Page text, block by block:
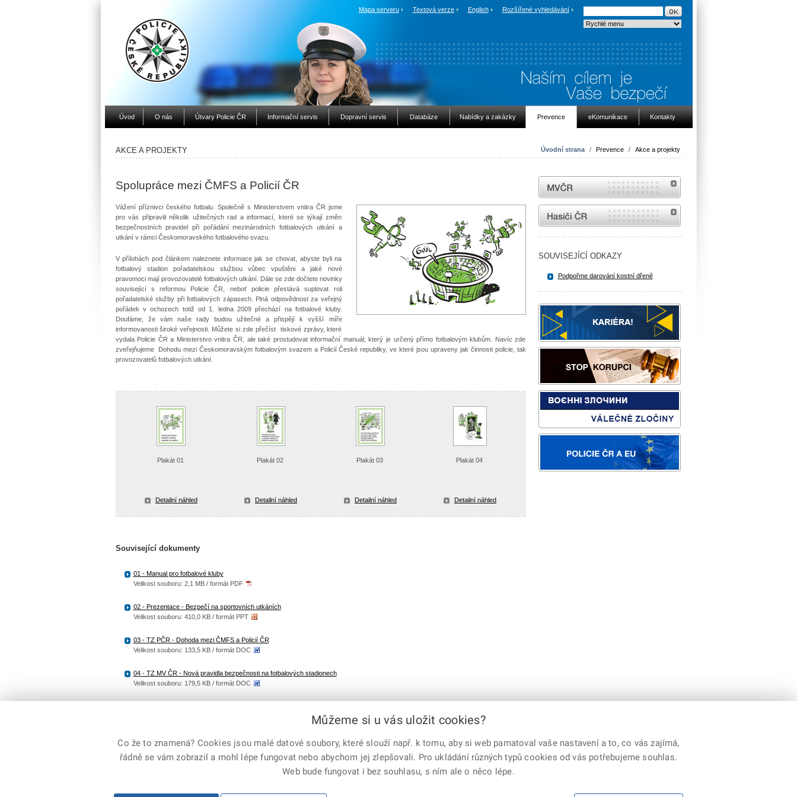
Mapa serveru Textová verze English Rozšířené vyhledávání
Úvod O nás Útvary Policie ČR Informační servis Dopravní servis Databáze Nabídky a zakázky Prevence eKomunikace Kontakty
Úvodní strana / Prevence / Akce a projekty
AKCE A PROJEKTY
Spolupráce mezi ČMFS a Policií ČR
Vážení příznivci českého fotbalu. Společně s Ministerstvem vnitra ČR jsme
pro vás připravili několik užitečných rad a informací, které se týkají změn
bezpečnostních pravidel při pořádání mezinárodních fotbalových utkání a
utkání v rámci Českomoravského fotbalového svazu.
V přílohách pod článkem naleznete informace jak se chovat, abyste byli na
fotbalový stadion pořadatelskou službou vůbec vpuštěni a jaké nové
pravomoci mají provozovatelé fotbalových utkání. Dále se zde dočtete novinky
související s reformou Policie ČR, neboť policie přestává suplovat roli
pořadatelské služby při fotbalových zápasech. Plná odpovědnost za veřejný
pořádek v ochozech totiž od 1. ledna 2009 přechází na fotbalové kluby.
Doufáme, že vám naše rady budou užitečné a přispějí k vyšší míře
informovanosti široké veřejnosti. Můžete si zde přečíst tiskové zprávy, které
vydala Policie ČR a Ministerstvo vnitra ČR, ale také prostudovat informační manuál, který je určený přímo fotbalovým klubům. Navíc zde
zveřejňujeme Dohodu mezi Českomoravským fotbalovým svazem a Policií České republiky, ve které jsou upraveny jak činnosti policie, tak
provozovatelů fotbalových utkání.
Plakát 01
Detailní náhled
Plakát 02
Detailní náhled
Plakát 03
Detailní náhled
Plakát 04
Detailní náhled
Související dokumenty
01 - Manual pro fotbalové kluby
Velikost souboru: 2,1 MB / formát PDF
02 - Prezentace - Bezpečí na sportovních utkáních
Velikost souboru: 410,0 KB / formát PPT
03 - TZ PČR - Dohoda mezi ČMFS a Policií ČR
Velikost souboru: 133,5 KB / formát DOC
04 - TZ MV ČR - Nová pravidla bezpečnosti na fotbalových stadionech
Velikost souboru: 179,5 KB / formát DOC
Corp.
Facebook
MVČR
internetové stránky Hasiči ČR
SOUVISEJÍCÍ ODKAZY
Podpořme darování kostní dřeně
Můžeme si u vás uložit cookies?
Co že to znamená? Cookies jsou malé datové soubory, které slouží např. k tomu, aby si web pamatoval vaše nastavení a to, co vás zajímá,
řádně se vám zobrazil a mohl lépe fungovat nebo abychom jej zlepšovali. Pro ukládání různých typů cookies od vás potřebujeme souhlas.
Web bude fungovat i bez souhlasu, s ním ale o něco lépe.